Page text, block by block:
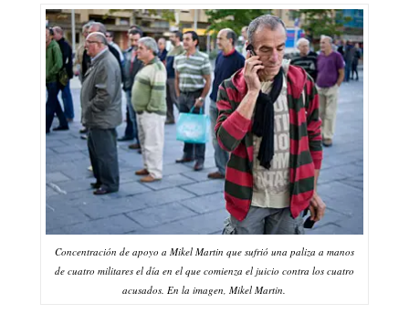
Concentración de apoyo a Mikel Martin que sufrió una paliza a manos
de cuatro militares el día en el que comienza el juicio contra los cuatro
acusados. En la imagen, Mikel Martin.